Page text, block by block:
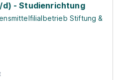
- Studienrichtung
Stiftung &